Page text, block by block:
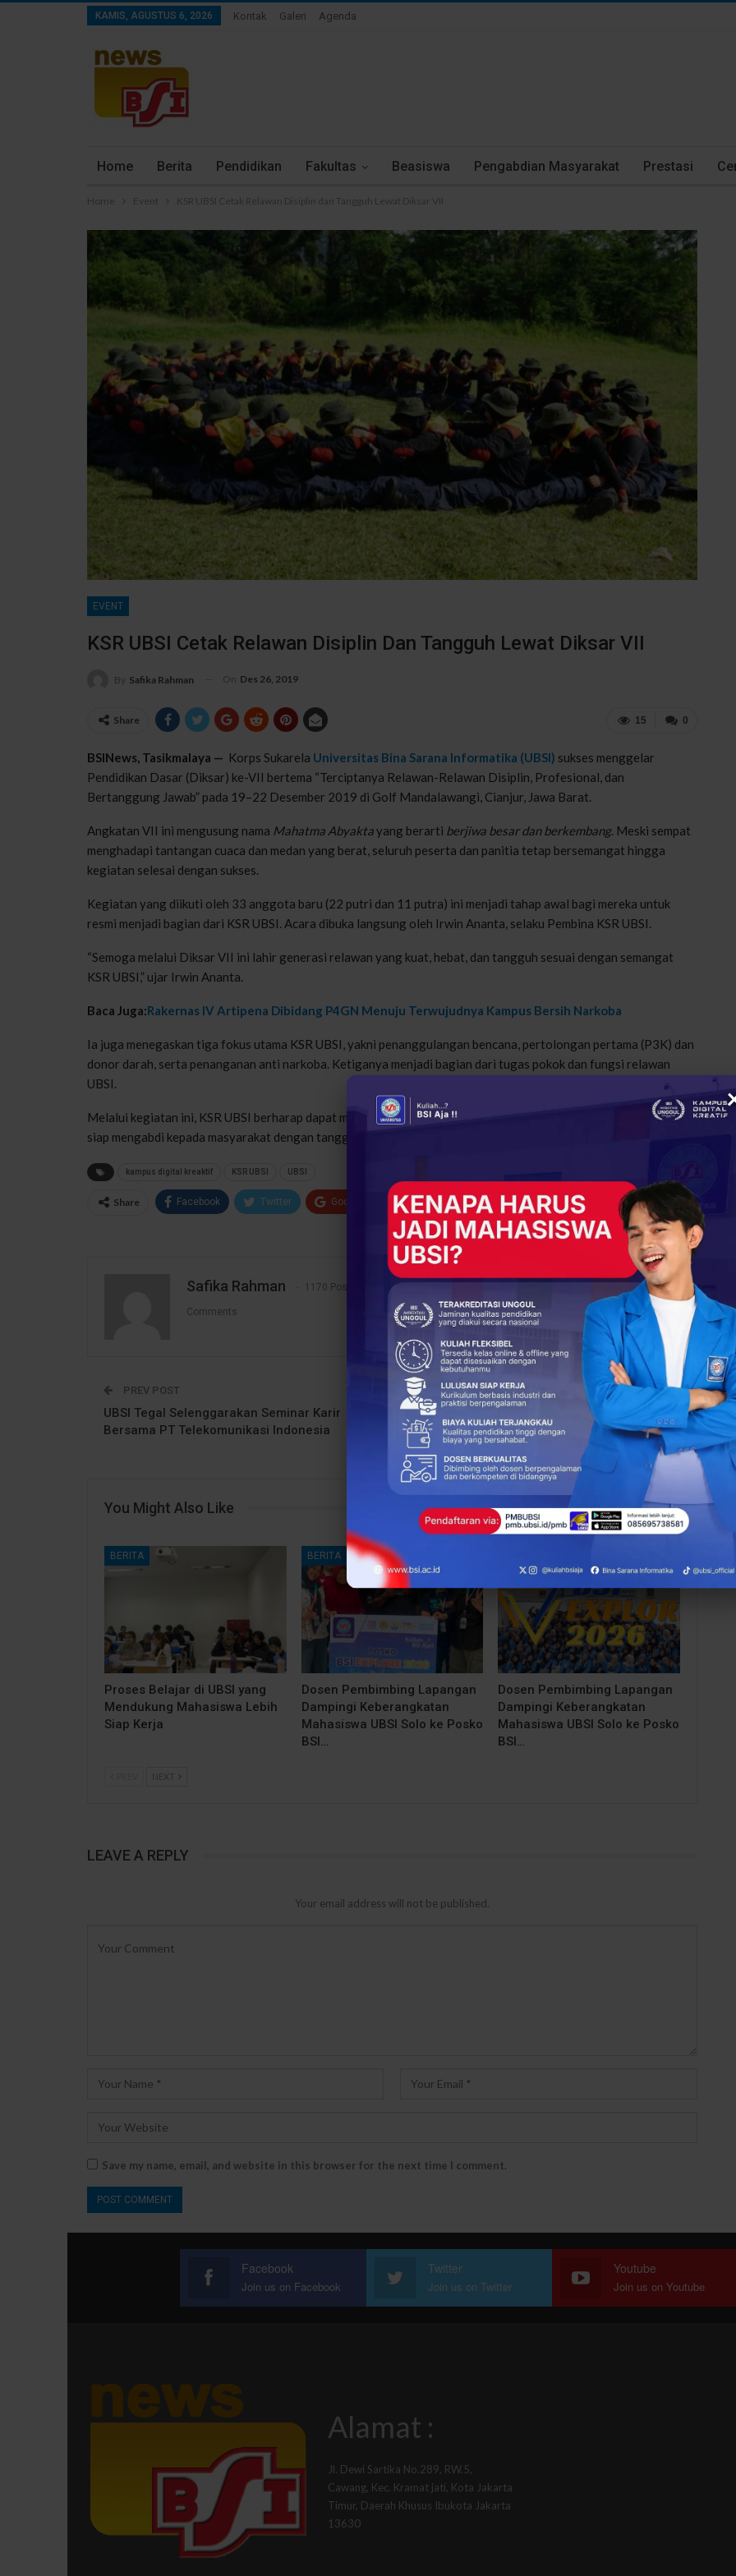
KAMIS, AGUSTUS 6, 2026 Kontak Galeri Agenda
Home Berita Pendidikan Fakultas Beasiswa Pengabdian Masyarakat Prestasi
Home Event KSR UBSI Cetak Relawan Disiplin dan Tangguh Lewat Diksar VII
EVENT
KSR UBSI Cetak Relawan Disiplin Dan Tangguh Lewat Diksar VII
By Safika Rahman On Des 26, 2019
0
15
Share
BSINews, Tasikmalaya — Korps Sukarela Universitas Bina Sarana Informatika (UBSI) sukses menggelar
Pendidikan Dasar (Diksar) ke-VII bertema “Terciptanya Relawan-Relawan Disiplin, Profesional, dan
Bertanggung Jawab” pada 19–22 Desember 2019 di Golf Mandalawangi, Cianjur, Jawa Barat.
Angkatan VII ini mengusung nama Mahatma Abyaktayang berarti berjiwa besar dan berkembang. Meski sempat
menghadapi tantangan cuaca dan medan yang berat, seluruh peserta dan panitia tetap bersemangat hingga
kegiatan selesai dengan sukses.
Kegiatan yang diikuti oleh 33 anggota baru (22 putri dan 11 putra) ini menjadi tahap awal bagi mereka untuk
resmi menjadi bagian dari KSR UBSI. Acara dibuka langsung oleh Irwin Ananta, selaku Pembina KSR UBSI.
“Semoga melalui Diksar VII ini lahir generasi relawan yang kuat, hebat, dan tangguh sesuai dengan semangat
KSR UBSI,” ujar Irwin Ananta.
Baca Juga:Rakernas IV Artipena Dibidang P4GN Menuju Terwujudnya Kampus Bersih Narkoba
Ia juga menegaskan tiga fokus utama KSR UBSI, yakni penanggulangan bencana, pertolongan pertama (P3K) dan
donor darah, serta penanganan anti narkoba. Ketiganya menjadi bagian dari tugas pokok dan fungsi relawan
UBSI.
Melalui kegiatan ini, KSR UBSI berharap dapat melahirkan relawan-relawan baru yang disiplin, profesional, serta
siap mengabdi kepada masyarakat dengan tanggung jawab tinggi. (Sfkrhm)
kampus digital kreaktif KSR UBSI UBSI
15
Share Facebook Twitter Google+ ReddIt
Safika Rahman 1170 Posts
Comments
PREV POST
UBSI Tegal Selenggarakan Seminar Karir
Bersama PT Telekomunikasi Indonesia
NEXT POST
KSR UBSI Cetak Relawan Tangguh Lewat Diksar
VII di Cianjur
You Might Also Like More From Author
BERITA
Proses Belajar di UBSI yang
Mendukung Mahasiswa Lebih
Siap Kerja
BERITA
Dosen Pembimbing Lapangan
Dampingi Keberangkatan
Mahasiswa UBSI Solo ke Posko
BSI…
Dosen Pembimbing Lapangan
Dampingi Keberangkatan
Mahasiswa UBSI Solo ke Posko
BSI…
NEXT
LEAVE A REPLY
Your email address will not be published.
Save my name, email, and website in this browser for the next time I comment.
Facebook
Join us on Facebook
Twitter
Join us on Twitter
Youtube
Join us on Youtube
Alamat :
Jl. Dewi Sartika No.289, RW.5,
Cawang, Kec. Kramat jati, Kota Jakarta
Timur, Daerah Khusus Ibukota Jakarta
13630